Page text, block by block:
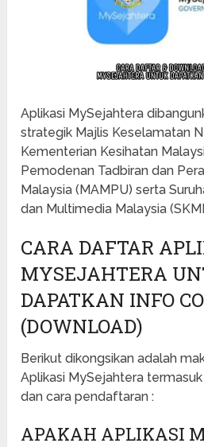
Aplikasi MySejahtera
strategik Majlis Keselamatan
Kementerian Kesihatan
Pemodenan Tadbiran dan
Malaysia (MAMPU) serta
dan Multimedia Malaysia
CARA DAFTAR
MYSEJAHTERA
DAPATKAN INFO
(DOWNLOAD)
Berikut dikongsikan adalah
Aplikasi MySejahtera
dan cara pendaftaran :
APAKAH APLIKASI